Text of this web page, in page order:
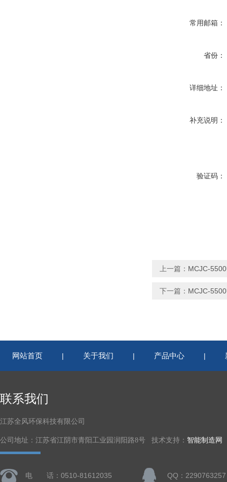
常用邮箱：
省份：
详细地址：
补充说明：
验证码：
上一篇： MCJC-
下一篇： MCJC-
网站首页 | 关于我们 | 产品中心 |
联系我们
江苏全风环保科技有限公司
公司地址：江苏省江阴市青阳工业园润阳路8号 技术支持： 智能制造网
电 话：0510-81612035 QQ：2290763257